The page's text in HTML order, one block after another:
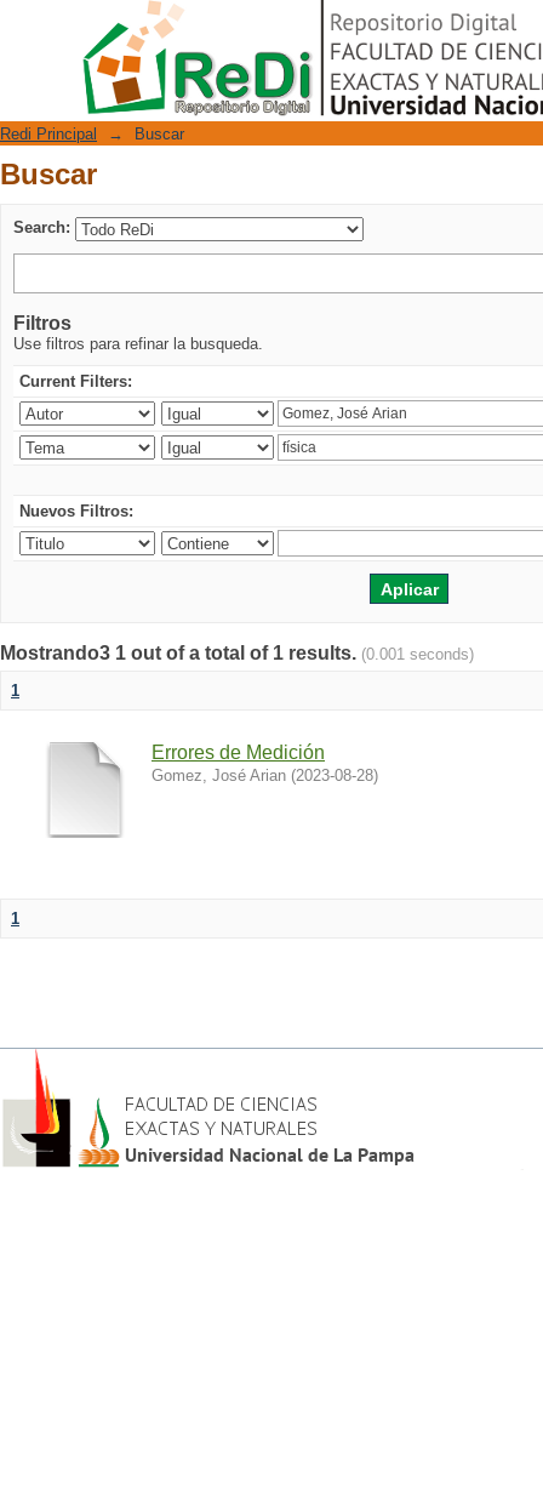
Repositorio Digital
Redi Principal → Buscar
Buscar
Search:
Filtros
Use filtros para refinar la busqueda.
Current Filters:
Nuevos Filtros:
Mostrando3 1 out of a total of 1 results. (0.001 seconds)
1
Errores de Medición
Gomez, José Arian (2023-08-28)
1